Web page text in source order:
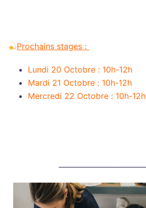
Prochains stages :
Lundi 20 Octobre : 10h-12h
Mardi 21 Octobre : 10h-12h
Mercredi 22 Octobre : 10h-12h